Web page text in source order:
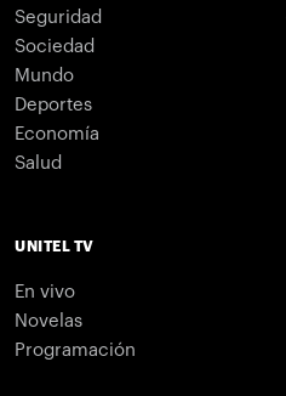
Seguridad
Sociedad
Mundo
Deportes
Economía
Salud
UNITEL TV
En vivo
Novelas
Programación